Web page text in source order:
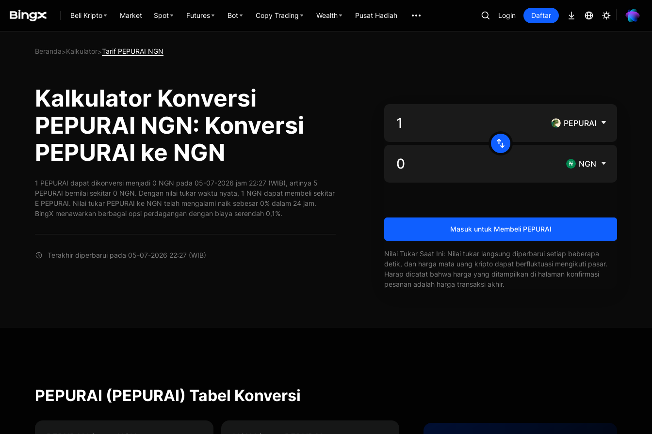
Beli Kripto Market Spot Futures Bot Copy Trading Wealth Pusat Hadiah Login Daftar
Beranda>Kalkulator>Tarif PEPURAI NGN
Kalkulator Konversi
PEPURAI NGN: Konversi
PEPURAI ke NGN
1 PEPURAI dapat dikonversi menjadi 0 NGN pada 05-07-2026 jam 22:27 (WIB), artinya 5
PEPURAI bernilai sekitar 0 NGN. Dengan nilai tukar waktu nyata, 1 NGN dapat membeli sekitar
E PEPURAI. Nilai tukar PEPURAI ke NGN telah mengalami naik sebesar 0% dalam 24 jam.
BingX menawarkan berbagai opsi perdagangan dengan biaya serendah 0,1%.
Terakhir diperbarui pada 05-07-2026 22:27 (WIB)
PEPURAI
NGN
Masuk untuk Membeli PEPURAI
Nilai Tukar Saat Ini: Nilai tukar langsung diperbarui setiap beberapa
detik, dan harga mata uang kripto dapat berfluktuasi mengikuti pasar.
Harap dicatat bahwa harga yang ditampilkan di halaman konfirmasi
pesanan adalah harga transaksi akhir.
PEPURAI (PEPURAI) Tabel Konversi